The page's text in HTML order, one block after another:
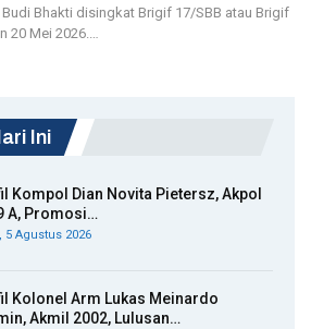
Bhakti disingkat Brigif 17/SBB atau Brigif
20 Mei 2026.…
Ini
Kompol Dian Novita Pietersz, Akpol
A, Promosi…
5 Agustus 2026
Kolonel Arm Lukas Meinardo
Akmil 2002, Lulusan…